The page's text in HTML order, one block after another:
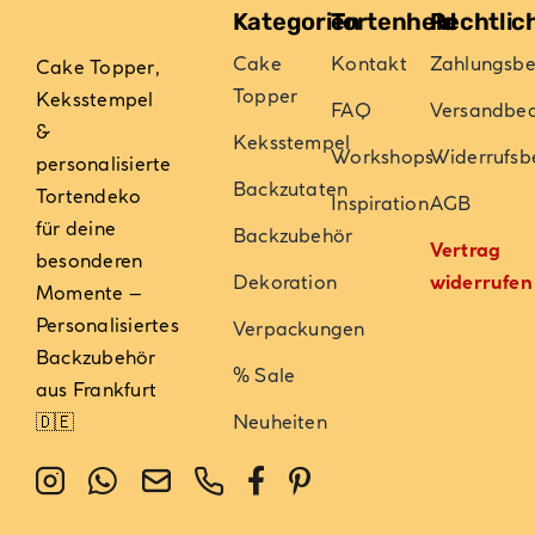
Cake Topper,
Keksstempel
&
personalisierte
Tortendeko
für deine
besonderen
Momente –
Personalisiertes
Backzubehör
aus Frankfurt
🇩🇪
Kategorien
Cake
Topper
Keksstempel
Backzutaten
Backzubehör
Dekoration
Verpackungen
% Sale
Neuheiten
Tortenheld
Kontakt
FAQ
Workshops
InspirationAGB
Vertrag
widerrufen